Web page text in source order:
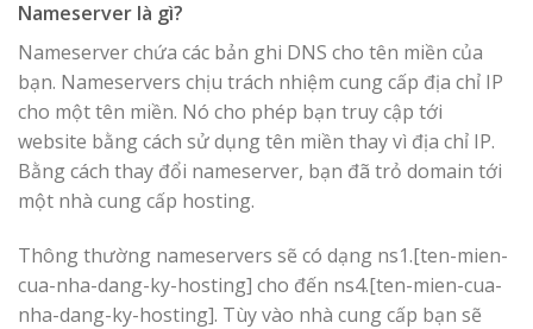
Nameserver là gì?
Nameserver chứa các bản ghi DNS cho tên miền của
bạn. Nameservers chịu trách nhiệm cung cấp địa chỉ IP
cho một tên miền. Nó cho phép bạn truy cập tới
website bằng cách sử dụng tên miền thay vì địa chỉ IP.
Bằng cách thay đổi nameserver, bạn đã trỏ domain tới
một nhà cung cấp hosting.
Thông thường nameservers sẽ có dạng ns1.[ten-mien-
cua-nha-dang-ky-hosting] cho đến ns4.[ten-mien-cua-
nha-dang-ky-hosting]. Tùy vào nhà cung cấp bạn sẽ